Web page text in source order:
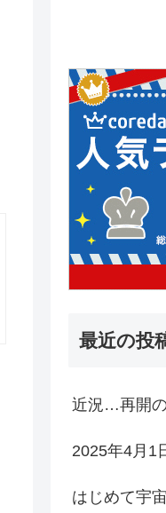
最近の投
近況…再開
2025年4月1
はじめて宇